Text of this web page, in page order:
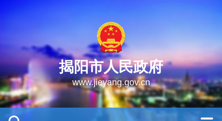
揭阳市人民政府
www.jieyang.gov.cn